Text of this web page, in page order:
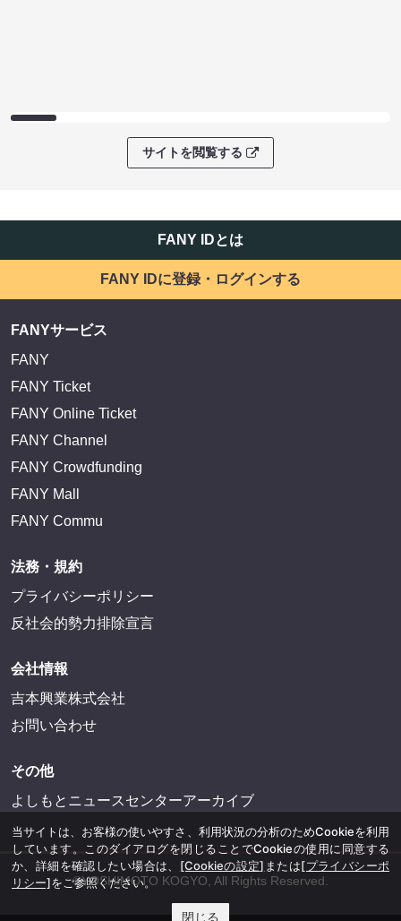
サイトを閲覧する
FANY IDとは
FANY IDに登録・ログインする
FANYサービス
FANY
FANY Ticket
FANY Online Ticket
FANY Channel
FANY Crowdfunding
FANY Mall
FANY Commu
法務・規約
プライバシーポリシー
反社会的勢力排除宣言
会社情報
吉本興業株式会社
お問い合わせ
その他
よしもとニュースセンターアーカイブ
©YOSHIMOTO KOGYO, All Rights Reserved.
当サイトは、お客様の使いやすさ、利用状況の分析のためCookieを利用
しています。このダイアログを閉じることでCookieの使用に同意する
か、詳細を確認したい場合は、 [Cookieの設定] または[プライバシーポ
リシー]をご参照ください。
閉じる